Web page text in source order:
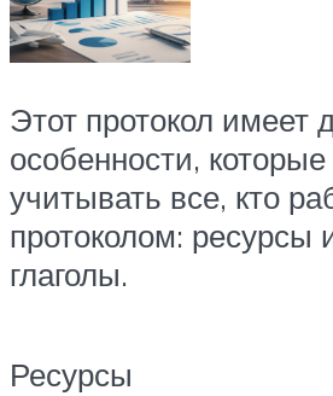
Этот протокол имеет
особенности,
учитывать все, кто
протоколом: ресурсы
глаголы.
Ресурсы